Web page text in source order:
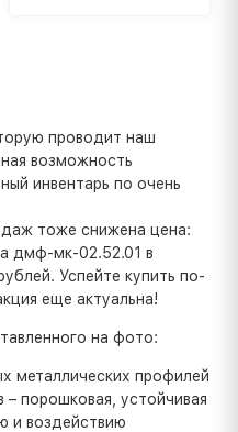
проводит наш
возможность
инвентарь по очень
тоже снижена цена:
дмф-мк-02.52.01 в
Успейте купить по-
еще актуальна!
на фото:
металлических профилей
– порошковая, устойчивая
и воздействию